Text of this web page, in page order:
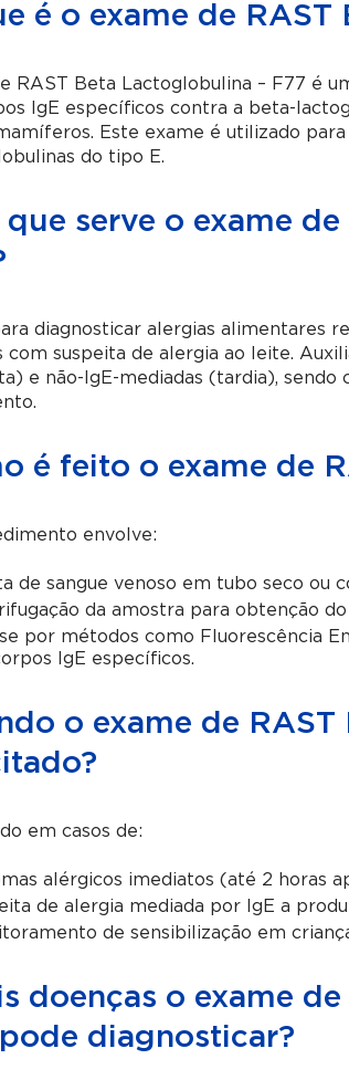
é o exame de
RAST Beta Lactoglobulina – F77 é
IgE específicos contra a beta-
Este exame é utilizado
do tipo E.
que serve o exame
diagnosticar alergias alimentares
com suspeita de alergia ao leite.
e não-IgE-mediadas (tardia),
é feito o exame de
envolve:
de sangue venoso em tubo seco ou
da amostra para obtenção do
por métodos como Fluorescência
IgE específicos.
o exame de
em casos de:
alérgicos imediatos (até 2 horas
de alergia mediada por IgE a
de sensibilização em
doenças o exame
diagnosticar?